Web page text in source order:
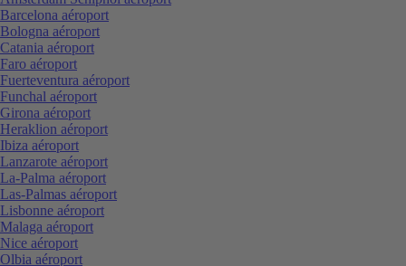
Barcelona aéroport
Bologna aéroport
Catania aéroport
Faro aéroport
Fuerteventura aéroport
Funchal aéroport
Girona aéroport
Heraklion aéroport
Ibiza aéroport
Lanzarote aéroport
La-Palma aéroport
Las-Palmas aéroport
Lisbonne aéroport
Malaga aéroport
Nice aéroport
Olbia aéroport